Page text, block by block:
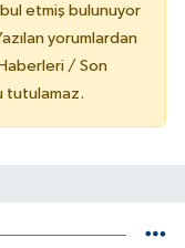
etmiş bulunuyor
yorumlardan
/ Son
tutulamaz.